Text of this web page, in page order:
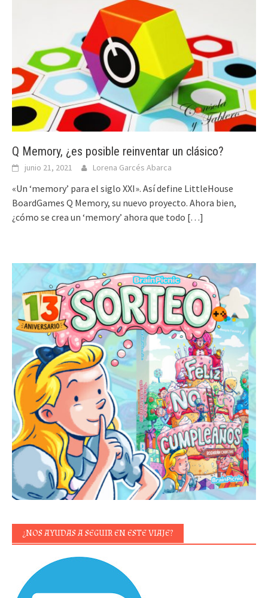
Q Memory, ¿es posible reinventar un clásico?
junio 21, 2021 Lorena Garcés Abarca
«Un ‘memory’ para el siglo XXI». Así define LittleHouse
BoardGames Q Memory, su nuevo proyecto. Ahora bien,
¿cómo se crea un ‘memory’ ahora que todo […]
¿NOS AYUDAS A SEGUIR EN ESTE VIAJE?